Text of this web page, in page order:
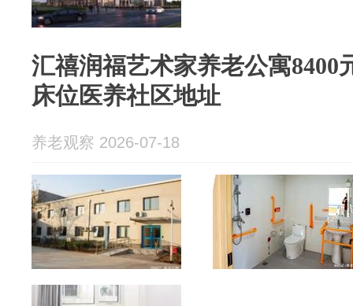
汇禧润福艺术家养老公寓8400
床位医养社区地址
养老观察 2026-07-18